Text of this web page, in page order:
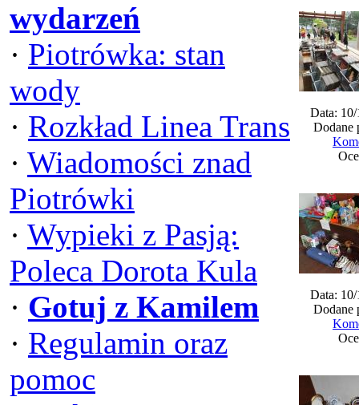
wydarzeń
· Piotrówka: stan
wody
· Rozkład Linea Trans
· Wiadomości znad
Piotrówki
· Wypieki z Pasją:
Poleca Dorota Kula
· Gotuj z Kamilem
· Regulamin oraz
pomoc
Data:
Dodane
Data:
Dodane